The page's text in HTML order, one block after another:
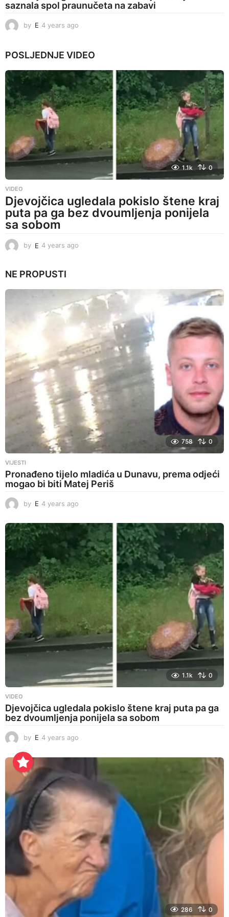
saznala spol praunučeta na zabavi
by E 4 years ago
a
a
g
o
POSLJEDNJE VIDEO
1.1k 0
VIDEO
Djevojčica ugledala pokislo štene kraj
puta pa ga bez dvoumljenja ponijela
sa sobom
by E 4 years ago
a
o
NE PROPUSTI
758 0
VIJESTI
Pronađeno tijelo mladića u Dunavu, prema odjeći
mogao bi biti Matej Periš
by E 4 years ago
e
r
s
a
g
o
1.1k 0
VIDEO
Djevojčica ugledala pokislo štene kraj puta pa ga
bez dvoumljenja ponijela sa sobom
by E 4 years ago
e
r
s
a
286 0